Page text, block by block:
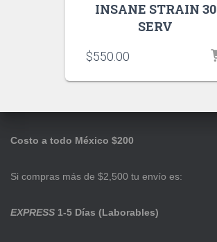
INSANE STRAIN 30
SERV
$550.00
Costo a todo México $200
Si compras más de $2,500 tu envío es:
EXPRESS 1-5 Días (Laborables)